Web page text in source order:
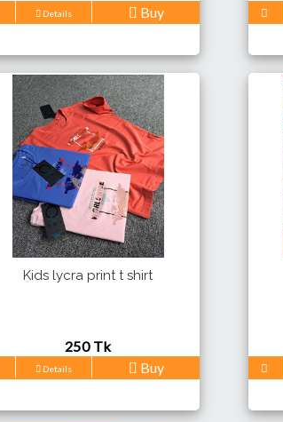
Details Buy
Kids lycra print t shirt
250 Tk
Details Buy